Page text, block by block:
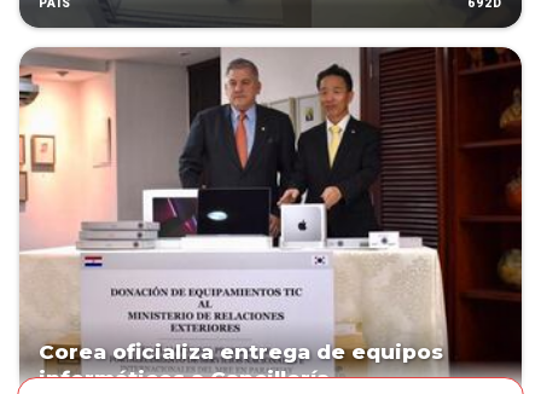
PAÍS 692D
Corea oficializa entrega de equipos
informáticos a Cancillería